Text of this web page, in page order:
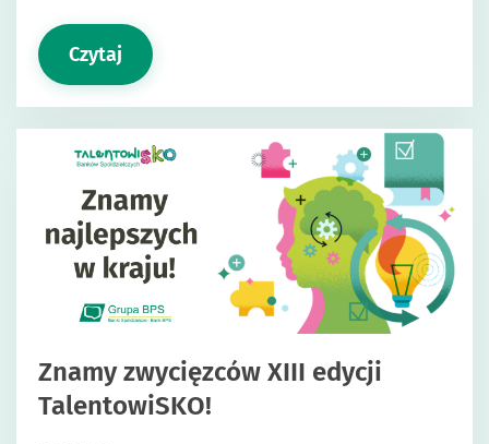
Czytaj
Znamy zwycięzców XIII edycji
TalentowiSKO!